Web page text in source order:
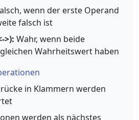
wenn der erste Operand
falsch ist
>): Wahr, wenn beide
Wahrheitswert haben
in Klammern werden
werden als nächstes